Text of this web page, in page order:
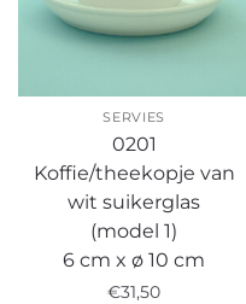
SERVIES
0201
Koffie/theekopje van
wit suikerglas
(model 1)
6 cm x ø 10 cm
€31,50